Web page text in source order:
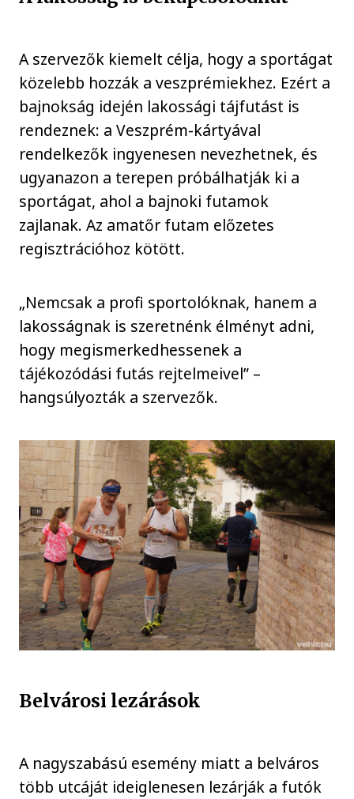
A szervezők kiemelt célja, hogy a sportágat
közelebb hozzák a veszprémiekhez. Ezért a
bajnokság idején lakossági tájfutást is
rendeznek: a Veszprém-kártyával
rendelkezők ingyenesen nevezhetnek, és
ugyanazon a terepen próbálhatják ki a
sportágat, ahol a bajnoki futamok
zajlanak. Az amatőr futam előzetes
regisztrációhoz kötött.
„Nemcsak a profi sportolóknak, hanem a
lakosságnak is szeretnénk élményt adni,
hogy megismerkedhessenek a
tájékozódási futás rejtelmeivel” –
hangsúlyozták a szervezők.
Belvárosi lezárások
A nagyszabású esemény miatt a belváros
több utcáját ideiglenesen lezárják a futók